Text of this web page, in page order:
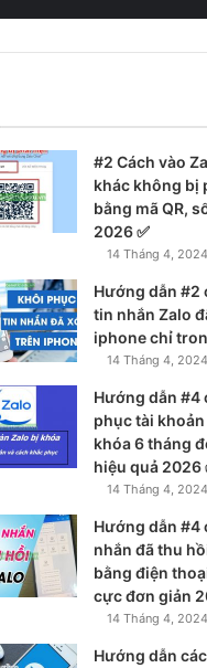
#2 Cách vào
khác không bị
bằng mã QR,
2026 ✅
14 Tháng 4, 2024
Hướng dẫn #2
tin nhắn Zalo
iphone chỉ
14 Tháng 4, 2024
Hướng dẫn #4
phục tài
khóa 6 tháng
hiệu quả 2026
14 Tháng 4, 2024
Hướng dẫn #4
nhắn đã thu
bằng điện
cực đơn giản
14 Tháng 4, 2024
Hướng dẫn